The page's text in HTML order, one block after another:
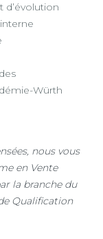
d’évolution
Würth
nous vous
en Vente
la branche du
Qualification